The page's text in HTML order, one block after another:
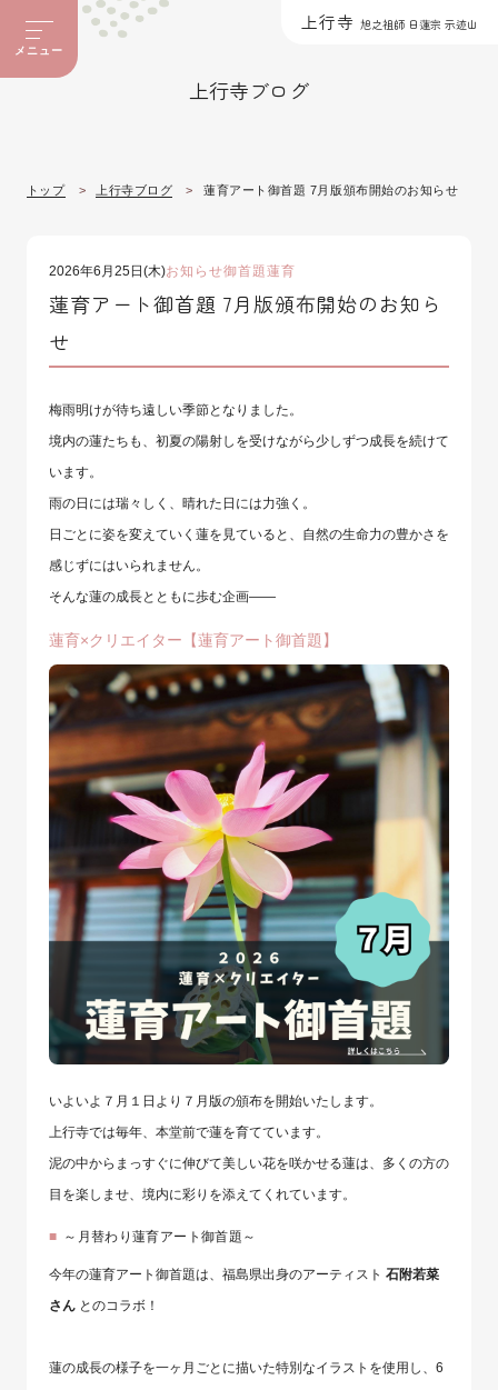
上行寺旭之祖師 日蓮宗 示迹山
メニュー
上行寺ブログ
トップ 上行寺ブログ 蓮育アート御首題 7月版頒布開始のお知らせ
2026年6月25日(木)お知らせ御首題蓮育
蓮育アート御首題 7月版頒布開始のお知ら
せ
梅雨明けが待ち遠しい季節となりました。
境内の蓮たちも、初夏の陽射しを受けながら少しずつ成長を続けて
います。
雨の日には瑞々しく、晴れた日には力強く。
日ごとに姿を変えていく蓮を見ていると、自然の生命力の豊かさを
感じずにはいられません。
そんな蓮の成長とともに歩む企画――
蓮育×クリエイター【蓮育アート御首題】
いよいよ７月１日より７月版の頒布を開始いたします。
上行寺では毎年、本堂前で蓮を育てています。
泥の中からまっすぐに伸びて美しい花を咲かせる蓮は、多くの方の
目を楽しませ、境内に彩りを添えてくれています。
～月替わり蓮育アート御首題～
今年の蓮育アート御首題は、福島県出身のアーティスト 石附若菜
さんとのコラボ！
⁡蓮の成長の様子を一ヶ月ごとに描いた特別なイラストを使用し、6